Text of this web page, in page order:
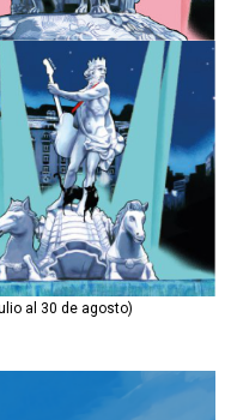
al 30 de agosto)